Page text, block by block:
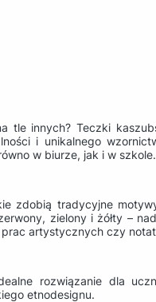
tle innych? Teczki
i unikalnego
w biurze, jak i w szkole.
zdobią tradycyjne
zielony i żółty –
artystycznych czy
rozwiązanie dla
etnodesignu.